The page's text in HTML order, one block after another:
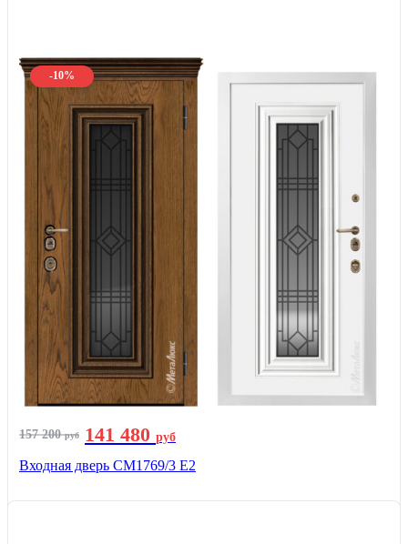
-10%
157 200руб 141 480 руб
Входная дверь СМ1769/3 Е2